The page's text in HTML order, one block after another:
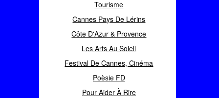
Tourisme
Cannes Pays De Lérins
Côte D'Azur & Provence
Les Arts Au Soleil
Festival De Cannes, Cinéma
Poèsie FD
Pour Aider À Rire